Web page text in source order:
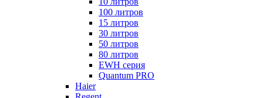
100 литров
15 литров
30 литров
50 литров
80 литров
EWH серия
Quantum PRO
Haier